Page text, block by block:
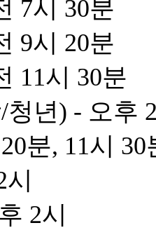
7시 30분
9시 20분
11시 30분
년) - 오후
분, 11시 30
2시